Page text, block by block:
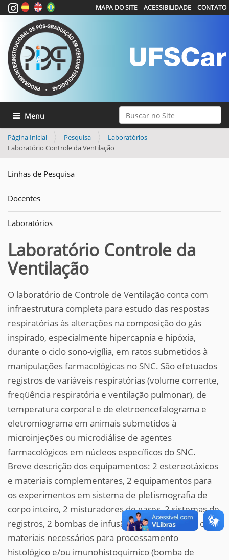
Busca Avançada…
MAPA DO SITE ACESSIBILIDADE CONTATO
Toggle navigation
Página Inicial Pesquisa
Laboratórios
Laboratório Controle da Ventilação
Linhas de Pesquisa
Docentes
Laboratórios
Laboratório Controle da
Ventilação
O laboratório de Controle de Ventilação conta com
infraestrutura completa para estudo das respostas
respiratórias às alterações na composição do gás
inspirado, especialmente hipercapnia e hipóxia,
durante o ciclo sono-vigília, em ratos submetidos à
manipulações farmacológicas no SNC. São efetuados
registros de variáveis respiratórias (volume corrente,
freqüência respiratória e ventilação pulmonar), de
temperatura corporal e de eletroencefalograma e
eletromiograma em animais submetidos à
microinjeções ou microdiálise de agentes
farmacológicos em núcleos específicos do SNC.
Breve descrição dos equipamentos: 2 estereotáxicos
e materiais complementares, 2 equipamentos para
os experimentos em sistema de pletismografia de
corpo inteiro, 2 misturadores de gases, 2 sistemas de
registros, 2 bombas de infusão e também todos os
materiais necessários para processamento
histológico e/ou imunohistoquimico (bomba de